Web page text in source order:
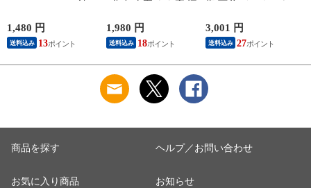
綿 フライス編み フ
ィット感 ひんやり
シルケット加工 25SS
1,480 円
送料込み 13
ス ペチパンツ 速乾
さらさら ハーフパン
ツ インナーパンツ
婦人 下着 L9928L-E
涼しい
1,980 円
送料込み 18
外線 疲労軽減 ボデ
ィケア 健康 プレゼ
ント ギフト ヘルス
イナスイオン ゲルマ
ニウム 25AW
3,001 円
送料込み 27
商品を探す
お気に入り商品
ヘルプ／お問い合わせ
お知らせ